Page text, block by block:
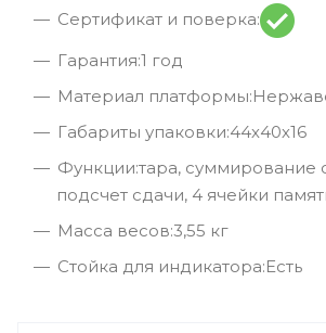
Сертификат и поверка:
Гарантия:1 год
Материал
Габариты упаковки:44х40х16
Функции:тара, суммирование
подсчет сдачи, 4 ячейки
Масса весов:3,55 кг
Стойка для индикатора:Есть